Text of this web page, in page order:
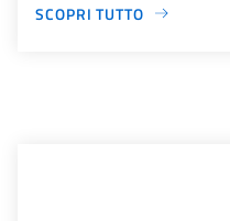
SCOPRI TUTTO